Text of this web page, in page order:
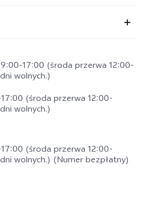
17:00 (środa przerwa 12:00-
wolnych.)
(środa przerwa 12:00-
wolnych.)
(środa przerwa 12:00-
wolnych.) (Numer bezpłatny)